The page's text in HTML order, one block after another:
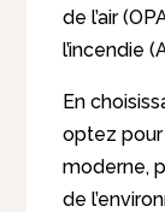
de l’air
l’incendie
En
optez
moderne,
de